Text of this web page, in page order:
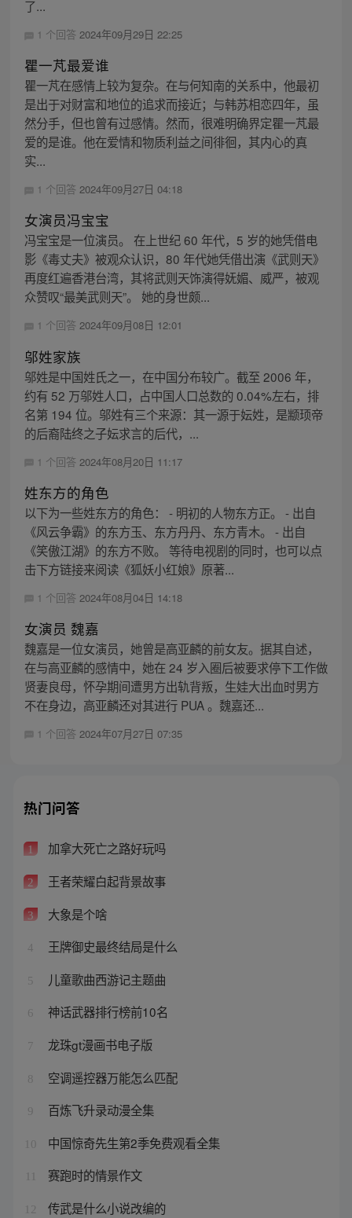
了...
1 个回答 2024年09月29日 22:25
瞿一芃最爱谁
瞿一芃在感情上较为复杂。在与何知南的关系中，他最初
是出于对财富和地位的追求而接近；与韩苏相恋四年，虽
然分手，但也曾有过感情。然而，很难明确界定瞿一芃最
爱的是谁。他在爱情和物质利益之间徘徊，其内心的真
实...
1 个回答 2024年09月27日 04:18
女演员冯宝宝
冯宝宝是一位演员。 在上世纪 60 年代，5 岁的她凭借电
影《毒丈夫》被观众认识，80 年代她凭借出演《武则天》
再度红遍香港台湾，其将武则天饰演得妩媚、威严，被观
众赞叹“最美武则天”。 她的身世颇...
1 个回答 2024年09月08日 12:01
邬姓家族
邬姓是中国姓氏之一，在中国分布较广。截至 2006 年，
约有 52 万邬姓人口，占中国人口总数的 0.04%左右，排
名第 194 位。邬姓有三个来源：其一源于妘姓，是颛顼帝
的后裔陆终之子妘求言的后代，...
1 个回答 2024年08月20日 11:17
姓东方的角色
以下为一些姓东方的角色： - 明初的人物东方正。 - 出自
《风云争霸》的东方玉、东方丹丹、东方青木。 - 出自
《笑傲江湖》的东方不败。 等待电视剧的同时，也可以点
击下方链接来阅读《狐妖小红娘》原著...
1 个回答 2024年08月04日 14:18
女演员 魏嘉
魏嘉是一位女演员，她曾是高亚麟的前女友。据其自述，
在与高亚麟的感情中，她在 24 岁入圈后被要求停下工作做
贤妻良母，怀孕期间遭男方出轨背叛，生娃大出血时男方
不在身边，高亚麟还对其进行 PUA 。魏嘉还...
1 个回答 2024年07月27日 07:35
热门问答
1 加拿大死亡之路好玩吗
2 王者荣耀白起背景故事
3 大象是个啥
4 王牌御史最终结局是什么
5 儿童歌曲西游记主题曲
6 神话武器排行榜前10名
7 龙珠gt漫画书电子版
8 空调遥控器万能怎么匹配
9 百炼飞升录动漫全集
10 中国惊奇先生第2季免费观看全集
赛跑时的情景作文
12 传武是什么小说改编的